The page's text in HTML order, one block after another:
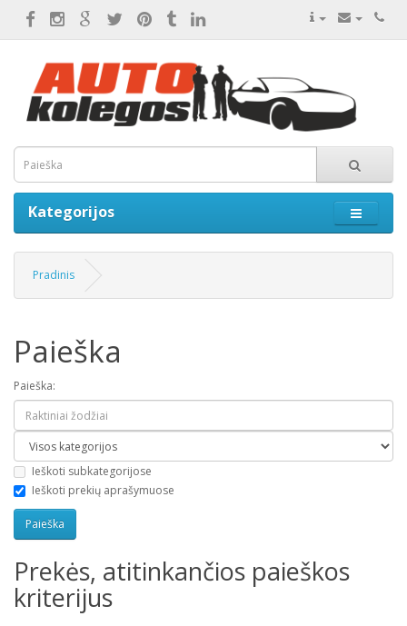
Kategorijos
Pradinis
Paieška
Paieška:
Ieškoti subkategorijose
Ieškoti prekių aprašymuose
Prekės, atitinkančios paieškos
kriterijus